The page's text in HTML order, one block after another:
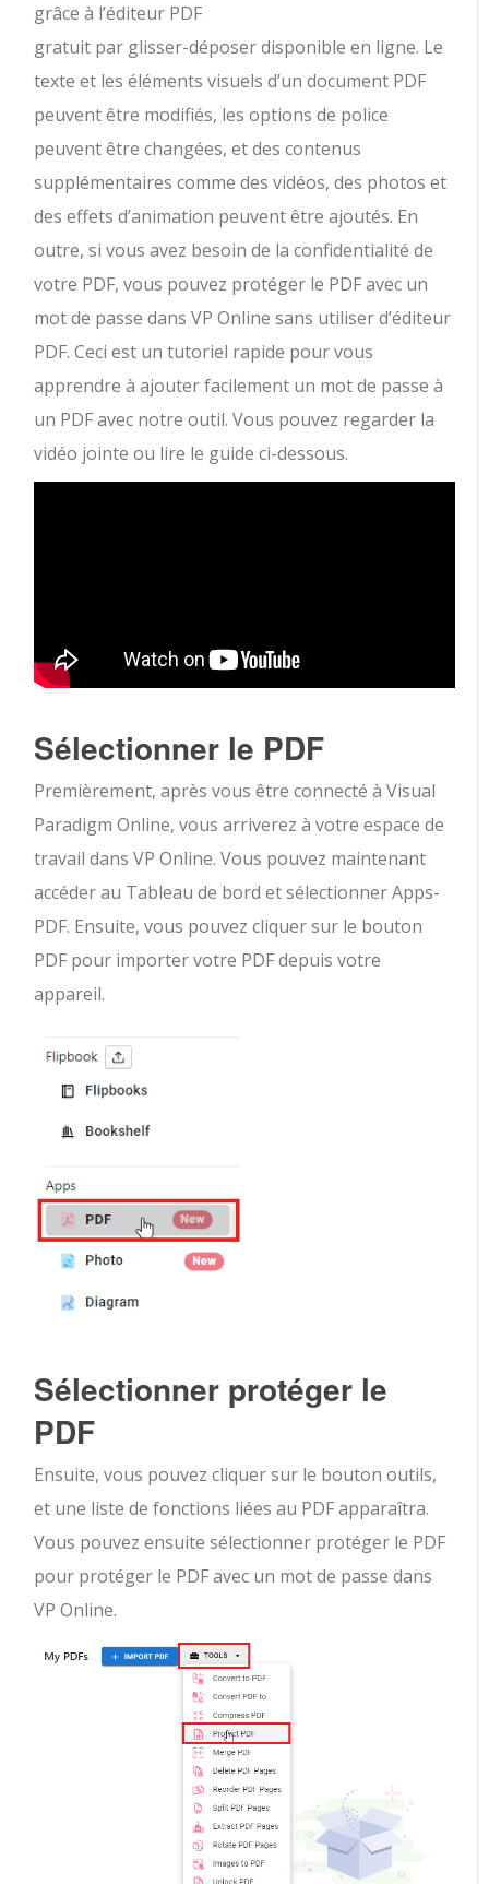
grâce à l’éditeur PDF
gratuit par glisser-déposer disponible en ligne. Le
texte et les éléments visuels d’un document PDF
peuvent être modifiés, les options de police
peuvent être changées, et des contenus
supplémentaires comme des vidéos, des photos et
des effets d’animation peuvent être ajoutés. En
outre, si vous avez besoin de la confidentialité de
votre PDF, vous pouvez protéger le PDF avec un
mot de passe dans VP Online sans utiliser d’éditeur
PDF. Ceci est un tutoriel rapide pour vous
apprendre à ajouter facilement un mot de passe à
un PDF avec notre outil. Vous pouvez regarder la
vidéo jointe ou lire le guide ci-dessous.
Sélectionner le PDF
Premièrement, après vous être connecté à Visual
Paradigm Online, vous arriverez à votre espace de
travail dans VP Online. Vous pouvez maintenant
accéder au Tableau de bord et sélectionner Apps-
PDF. Ensuite, vous pouvez cliquer sur le bouton
PDF pour importer votre PDF depuis votre
appareil.
Sélectionner protéger le
PDF
Ensuite, vous pouvez cliquer sur le bouton outils,
et une liste de fonctions liées au PDF apparaîtra.
Vous pouvez ensuite sélectionner protéger le PDF
pour protéger le PDF avec un mot de passe dans
VP Online.